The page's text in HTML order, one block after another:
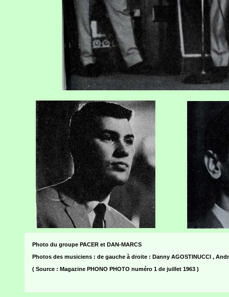
Photo du groupe PACER et DAN-MARCS
Photos des musiciens : de gauche à droite : Danny AGOSTINUCCI ,
( Source : Magazine PHONO PHOTO numéro 1 de juillet 1963 )